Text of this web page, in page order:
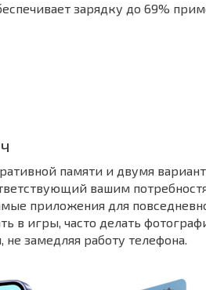
зарядку до 69%
памяти и двумя
вашим
приложения для
в игры, часто делать
замедляя работу телефона.